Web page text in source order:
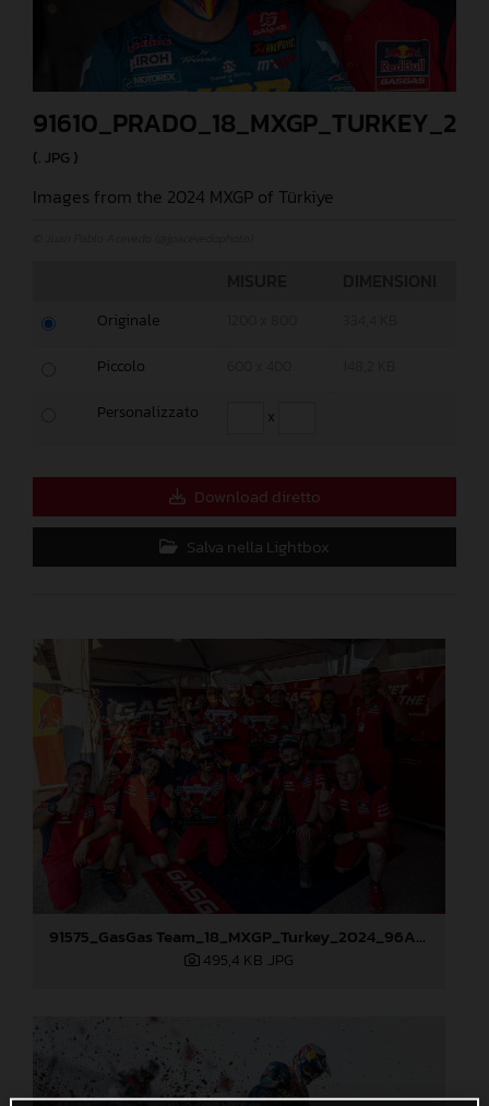
(. JPG )
Images from the 2024 MXGP of Türkiye
Originale
Piccolo
Personalizzato x
Download diretto
Salva nella Lightbox
91575_GasGas Team_18_MXGP_Turkey_2024_96A3805
495,4 KB .JPG